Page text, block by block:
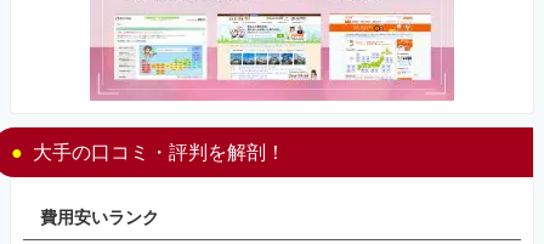
大手の口コミ・評判を解剖！
費用安いランク